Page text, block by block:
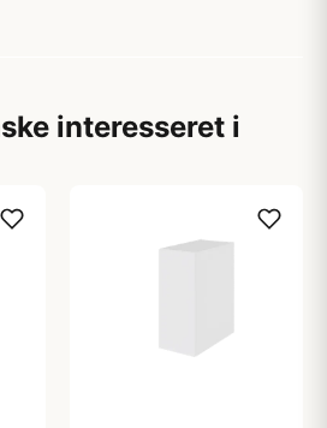
interesseret i